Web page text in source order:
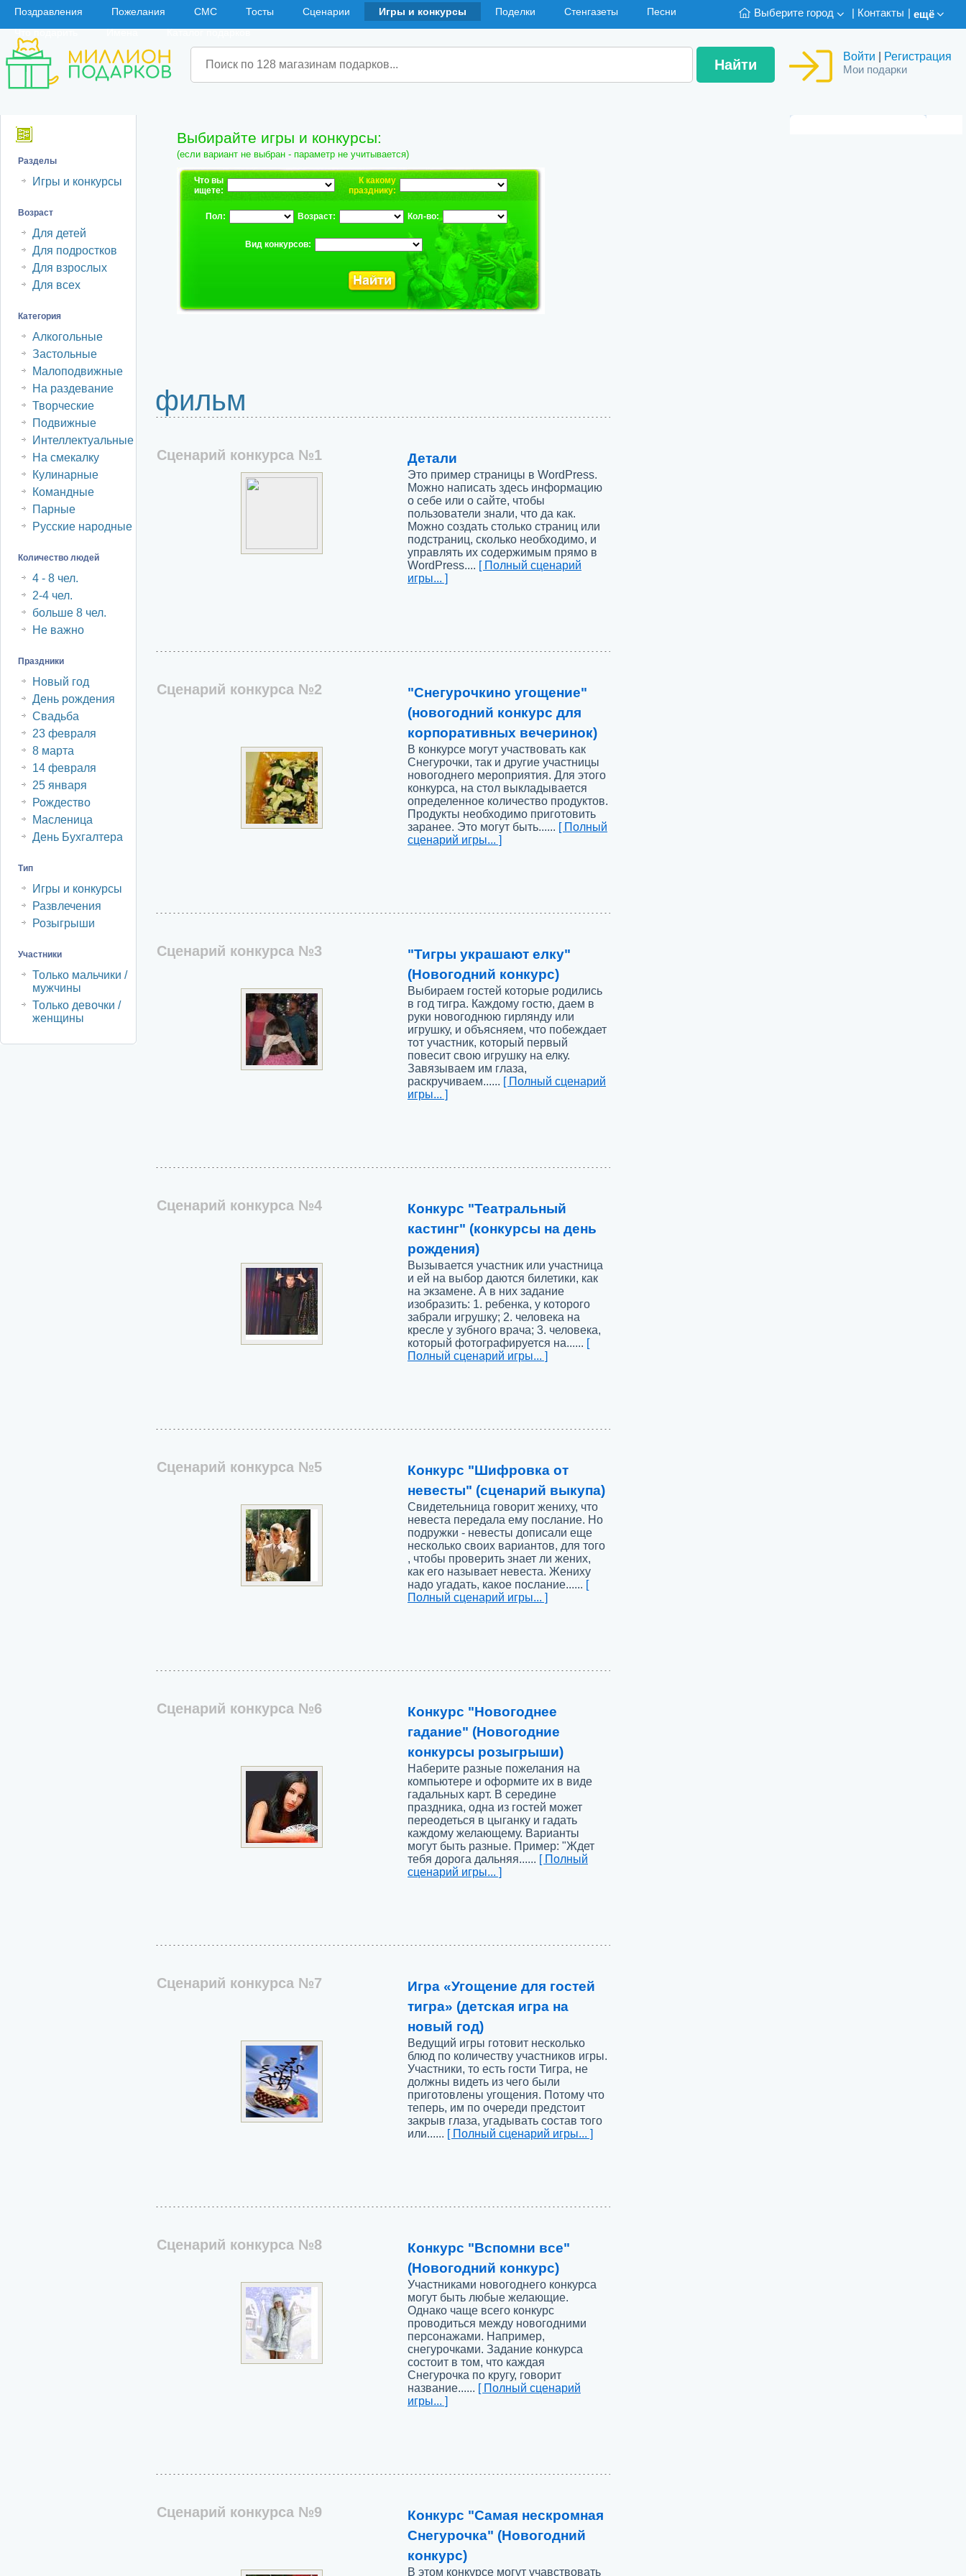
Поздравления Пожелания СМС Тосты Сценарии Игры и конкурсы Поделки Стенгазеты
Песни
Что подарить
Имена Каталог подарков
Выберите город Контакты ещё
Войти Регистрация
Мои подарки
Разделы
Игры и конкурсы
Возраст
Для детей
Для подростков
Для взрослых
Для всех
Категория
Алкогольные
Застольные
Малоподвижные
На раздевание
Творческие
Подвижные
Интеллектуальные
На смекалку
Кулинарные
Командные
Парные
Русские народные
Количество людей
4 - 8 чел.
2-4 чел.
больше 8 чел.
Не важно
Праздники
Новый год
День рождения
Свадьба
23 февраля
8 марта
14 февраля
25 января
Рождество
Масленица
День Бухгалтера
Тип
Игры и конкурсы
Развлечения
Розыгрыши
Участники
Только мальчики /
мужчины
Только девочки /
женщины
Выбирайте игры и конкурсы:
(если вариант не выбран - параметр не учитывается)
Что вы
ищете:
К какому
празднику:
Пол: Возраст: Кол-во:
Вид конкурсов:
фильм
Сценарий конкурса №1 Детали
Это пример страницы в WordPress.
Можно написать здесь информацию
о себе или о сайте, чтобы
пользователи знали, что да как.
Можно создать столько страниц или
подстраниц, сколько необходимо, и
управлять их содержимым прямо в
WordPress.... [ Полный сценарий
игры... ]
Сценарий конкурса №2
"Снегурочкино угощение"
(новогодний конкурс для
корпоративных вечеринок)
В конкурсе могут участвовать как
Снегурочки, так и другие участницы
новогоднего мероприятия. Для этого
конкурса, на стол выкладывается
определенное количество продуктов.
Продукты необходимо приготовить
заранее. Это могут быть...... [ Полный
сценарий игры... ]
Сценарий конкурса №3
"Тигры украшают елку"
(Новогодний конкурс)
Выбираем гостей которые родились
в год тигра. Каждому гостю, даем в
руки новогоднюю гирлянду или
игрушку, и объясняем, что побеждает
тот участник, который первый
повесит свою игрушку на елку.
Завязываем им глаза,
раскручиваем...... [ Полный сценарий
игры... ]
Сценарий конкурса №4
Конкурс "Театральный
кастинг" (конкурсы на день
рождения)
Вызывается участник или участница
и ей на выбор даются билетики, как
на экзамене. А в них задание
изобразить: 1. ребенка, у которого
забрали игрушку; 2. человека на
кресле у зубного врача; 3. человека,
который фотографируется на...... [
Полный сценарий игры... ]
Сценарий конкурса №5
Конкурс "Шифровка от
невесты" (сценарий выкупа)
Свидетельница говорит жениху, что
невеста передала ему послание. Но
подружки - невесты дописали еще
несколько своих вариантов, для того
, чтобы проверить знает ли жених,
как его называет невеста. Жениху
надо угадать, какое послание...... [
Полный сценарий игры... ]
Сценарий конкурса №6
Конкурс "Новогоднее
гадание" (Новогодние
конкурсы розыгрыши)
Наберите разные пожелания на
компьютере и оформите их в виде
гадальных карт. В середине
праздника, одна из гостей может
переодеться в цыганку и гадать
каждому желающему. Варианты
могут быть разные. Пример: "Ждет
тебя дорога дальняя...... [ Полный
сценарий игры... ]
Сценарий конкурса №7
Игра «Угощение для гостей
тигра» (детская игра на
новый год)
Ведущий игры готовит несколько
блюд по количеству участников игры.
Участники, то есть гости Тигра, не
должны видеть из чего были
приготовлены угощения. Потому что
теперь, им по очереди предстоит
закрыв глаза, угадывать состав того
или...... [ Полный сценарий игры... ]
Сценарий конкурса №8
Конкурс "Вспомни все"
(Новогодний конкурс)
Участниками новогоднего конкурса
могут быть любые желающие.
Однако чаще всего конкурс
проводиться между новогодними
персонажами. Например,
снегурочками. Задание конкурса
состоит в том, что каждая
Снегурочка по кругу, говорит
название...... [ Полный сценарий
игры... ]
Сценарий конкурса №9
Конкурс "Самая нескромная
Снегурочка" (Новогодний
конкурс)
В этом конкурсе могут учавствовать